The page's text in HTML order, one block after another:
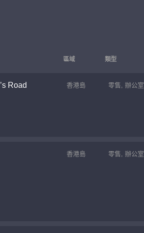
區域 類型
Road 香港島 零售, 辦公室
香港島 零售, 辦公室